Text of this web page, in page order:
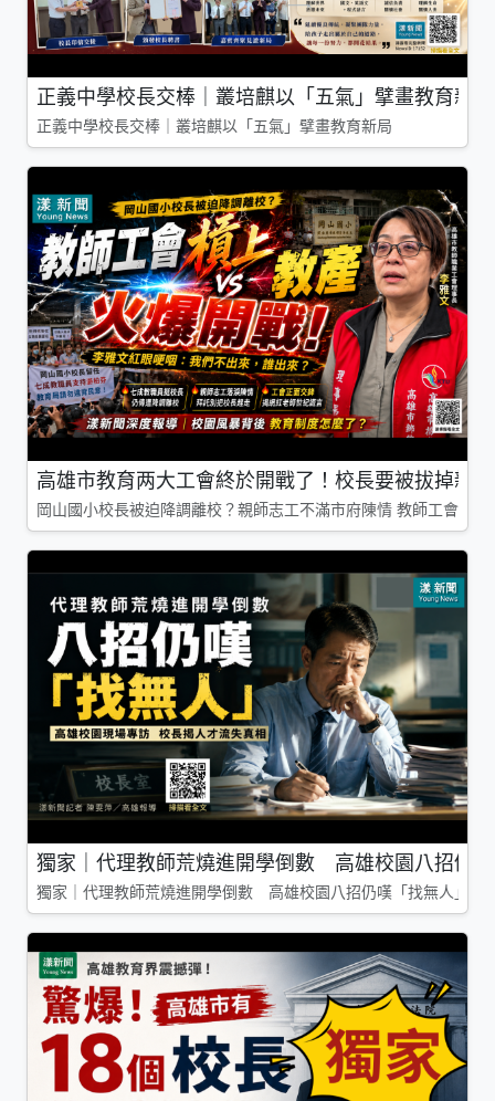
正義中學校長交棒｜叢培麒以「五氣」擘畫教育新局
正義中學校長交棒｜叢培麒以「五氣」擘畫教育新局
高雄市教育两大工會終於開戰了！校長要被拔掉親
岡山國小校長被迫降調離校？親師志工不滿市府陳情 教師工會槓
獨家｜代理教師荒燒進開學倒數 高雄校園八招仍
獨家｜代理教師荒燒進開學倒數 高雄校園八招仍嘆「找無人」